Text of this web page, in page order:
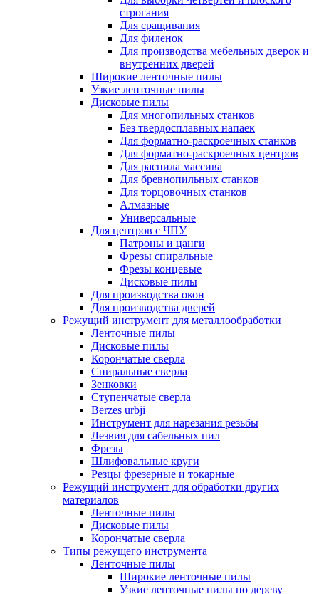
строгания
Для сращивания
Для филенок
Для производства мебельных дверок и
внутренних дверей
Широкие ленточные пилы
Узкие ленточные пилы
Дисковые пилы
Для многопильных станков
Без твердосплавных напаек
Для форматно-раскроечных станков
Для форматно-раскроечных центров
Для распила массива
Для бревнопильных станков
Для торцовочных станков
Алмазные
Универсальные
Для центров с ЧПУ
Патроны и цанги
Фрезы спиральные
Фрезы концевые
Дисковые пилы
Для производства окон
Для производства дверей
Режущий инструмент для металлообработки
Ленточные пилы
Дисковые пилы
Корончатые сверла
Спиральные сверла
Зенковки
Ступенчатые сверла
Berzes urbji
Инструмент для нарезания резьбы
Лезвия для сабельных пил
Фрезы
Шлифовальные круги
Резцы фрезерные и токарные
Режущий инструмент для обработки других
материалов
Ленточные пилы
Дисковые пилы
Корончатые сверла
Типы режущего инструмента
Ленточные пилы
Широкие ленточные пилы
Узкие ленточные пилы по дереву